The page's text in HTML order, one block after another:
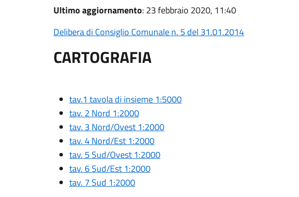
Ultimo aggiornamento: 23 febbraio 2020, 11:40
Delibera di Consiglio Comunale n. 5 del 31.01.2014
CARTOGRAFIA
tav.1 tavola di insieme 1:5000
tav. 2 Nord 1:2000
tav. 3 Nord/Ovest 1:2000
tav. 4 Nord/Est 1:2000
tav. 5 Sud/Ovest 1:2000
tav. 6 Sud/Est 1:2000
tav. 7 Sud 1:2000